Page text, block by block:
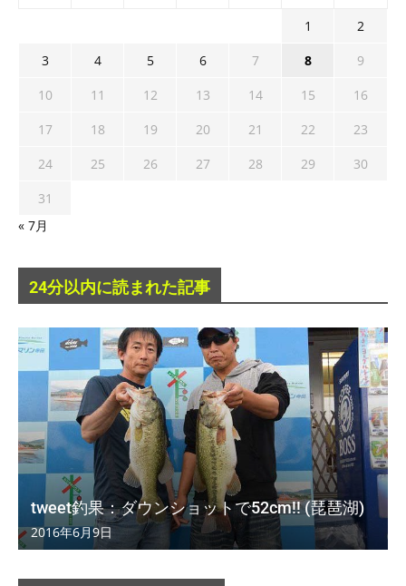
1
2
3
4 5 6 7 8
9
10
11 12 13 14 15
16
17
18 19 20 21 22
23
24
25 26 27 28 29
30
31
« 7月
24分以内に読まれた記事
tweet釣果：ダウンショットで52cm!! (琵琶湖)
2016年6月9日